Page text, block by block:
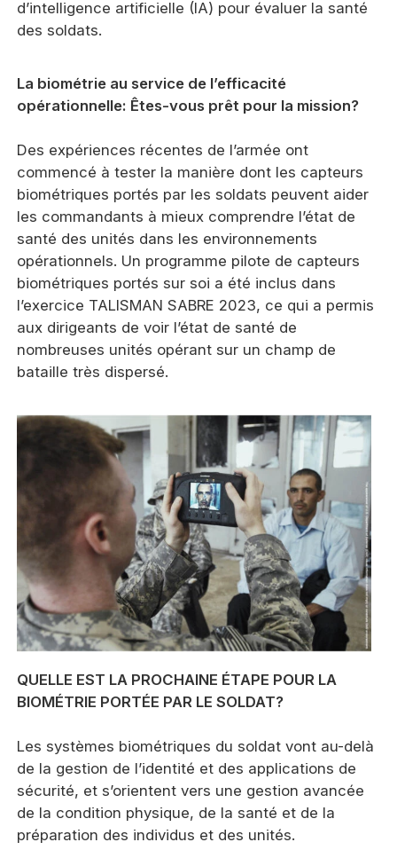
d’intelligence artificielle (IA) pour évaluer la santé
des soldats.
La biométrie au service de l’efficacité
opérationnelle: Êtes-vous prêt pour la mission?
Des expériences récentes de l’armée ont
commencé à tester la manière dont les capteurs
biométriques portés par les soldats peuvent aider
les commandants à mieux comprendre l’état de
santé des unités dans les environnements
opérationnels. Un programme pilote de capteurs
biométriques portés sur soi a été inclus dans
l’exercice TALISMAN SABRE 2023, ce qui a permis
aux dirigeants de voir l’état de santé de
nombreuses unités opérant sur un champ de
bataille très dispersé.
QUELLE EST LA PROCHAINE ÉTAPE POUR LA
BIOMÉTRIE PORTÉE PAR LE SOLDAT?
Les systèmes biométriques du soldat vont au-delà
de la gestion de l’identité et des applications de
sécurité, et s’orientent vers une gestion avancée
de la condition physique, de la santé et de la
préparation des individus et des unités.